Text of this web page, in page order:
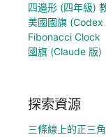
四邉形 (四年級)
美國國旗 (Codex
Fibonacci Clock
國旗 (Claude 版)
探索資源
三條線上的正三